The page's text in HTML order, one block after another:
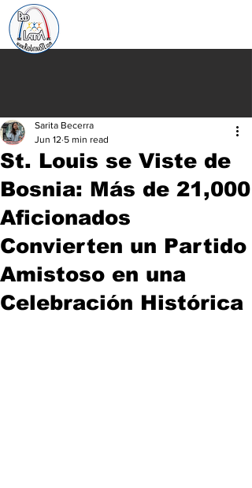
St. Louis se Viste de
Bosnia: Más de 21,000
Aficionados
Convierten un Partido
Amistoso en una
Celebración Histórica
Sarita Becerra
Jun 12 5 min read